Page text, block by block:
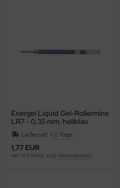
Energel Liquid Gel-Rollermine
LR7 - 0,35 mm, hellblau
Lieferzeit: 1-2 Tage
1,77 EUR
inkl. 19 % MwSt. zzgl. Versandkosten